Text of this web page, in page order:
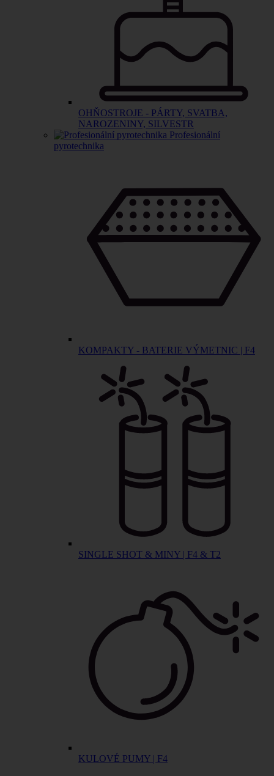
OHŇOSTROJE - PÁRTY, SVATBA,
NAROZENINY, SILVESTR
Profesionální
pyrotechnika
KOMPAKTY - BATERIE VÝMETNIC | F4
SINGLE SHOT & MINY | F4 & T2
KULOVÉ PUMY | F4